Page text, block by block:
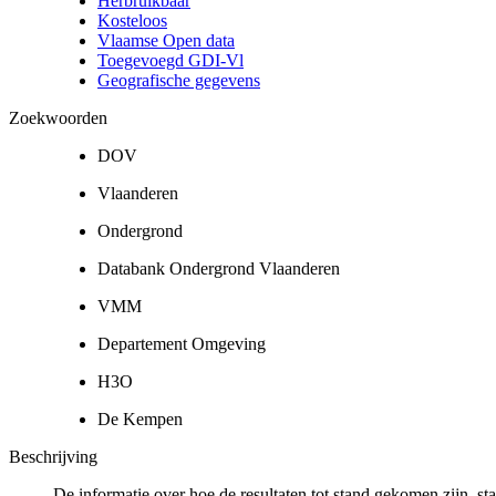
Kosteloos
Vlaamse Open data
Toegevoegd GDI-Vl
Geografische gegevens
Zoekwoorden
DOV
Vlaanderen
Ondergrond
Databank Ondergrond Vlaanderen
VMM
Departement Omgeving
H3O
De Kempen
Beschrijving